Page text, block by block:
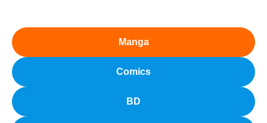
Manga
Comics
BD